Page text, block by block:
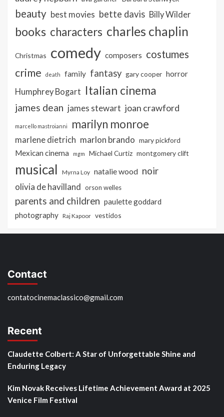
beauty best movies bette davis Billy Wilder
books characters charles chaplin
Christmas comedy composers costumes
crime death family fantasy gary cooper horror
Humphrey Bogart Italian cinema
james dean james stewart joan crawford
marcello mastroianni marilyn monroe
marlene dietrich marlon brando mary pickford
Mexican cinema mgm Michael Curtiz montgomery clift
musical Myrna Loy natalie wood noir
olivia de havilland orson welles
parents and children paulette goddard
photography Raj Kapoor vestidos
Contact
contatocinemaclassico@gmail.com
Recent
Claudette Colbert: A Star of Unforgettable Shine and
Enduring Legacy
Kim Novak Receives Lifetime Achievement Award at 2025
Venice Film Festival